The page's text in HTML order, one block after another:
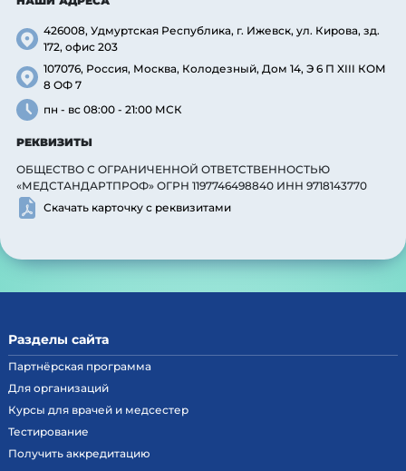
426008, Удмуртская Республика, г. Ижевск, ул. Кирова, зд.
172, офис 203
107076, Россия, Москва, Колодезный, Дом 14, Э 6 П XIII КОМ
8 ОФ 7
пн - вс 08:00 - 21:00 МСК
РЕКВИЗИТЫ
ОБЩЕСТВО С ОГРАНИЧЕННОЙ ОТВЕТСТВЕННОСТЬЮ
«МЕДСТАНДАРТПРОФ» ОГРН 1197746498840 ИНН 9718143770
Скачать карточку с реквизитами
Разделы сайта
Партнёрская программа
Для организаций
Курсы для врачей и медсестер
Тестирование
Получить аккредитацию